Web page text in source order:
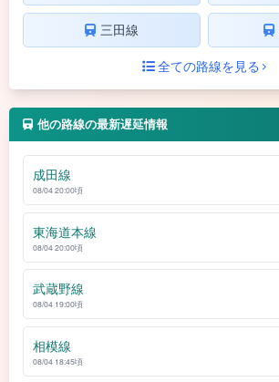
三田線
全ての路線を見る
他の路線の最新遅延情報
成田線
08/04 20:00頃
東海道本線
08/04 20:00頃
武蔵野線
08/04 19:00頃
相模線
08/04 18:45頃